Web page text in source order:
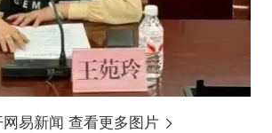
网易新闻 查看更多图片